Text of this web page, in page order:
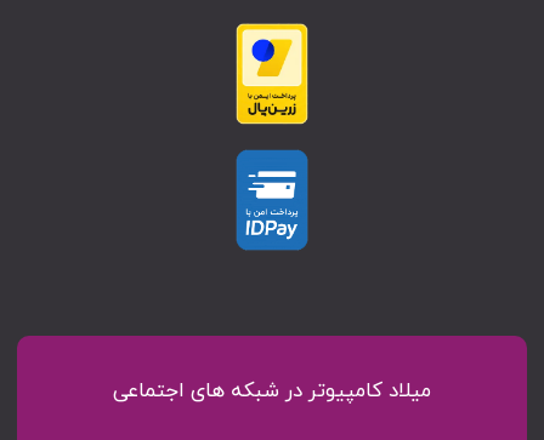
میلاد کامپیوتر در شبکه های اجتماعی